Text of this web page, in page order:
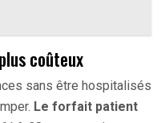
coûteux
sans être hospitalisés
Le forfait patient